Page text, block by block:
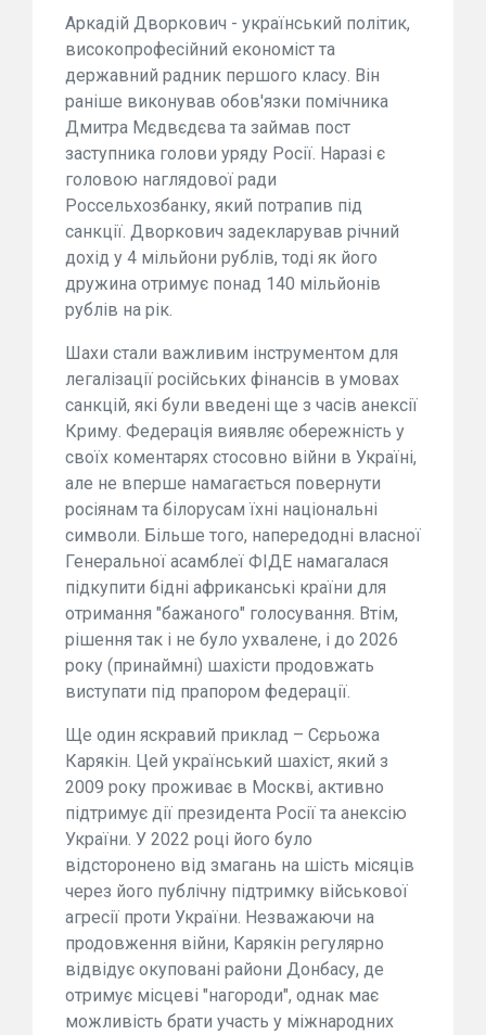
Аркадій Дворкович - український політик,
високопрофесійний економіст та
державний радник першого класу. Він
раніше виконував обов'язки помічника
Дмитра Мєдвєдєва та займав пост
заступника голови уряду Росії. Наразі є
головою наглядової ради
Россельхозбанку, який потрапив під
санкції. Дворкович задекларував річний
дохід у 4 мільйони рублів, тоді як його
дружина отримує понад 140 мільйонів
рублів на рік.
Шахи стали важливим інструментом для
легалізації російських фінансів в умовах
санкцій, які були введені ще з часів анексії
Криму. Федерація виявляє обережність у
своїх коментарях стосовно війни в Україні,
але не вперше намагається повернути
росіянам та білорусам їхні національні
символи. Більше того, напередодні власної
Генеральної асамблеї ФІДЕ намагалася
підкупити бідні африканські країни для
отримання "бажаного" голосування. Втім,
рішення так і не було ухвалене, і до 2026
року (принаймні) шахісти продовжать
виступати під прапором федерації.
Ще один яскравий приклад – Сєрьожа
Карякін. Цей український шахіст, який з
2009 року проживає в Москві, активно
підтримує дії президента Росії та анексію
України. У 2022 році його було
відсторонено від змагань на шість місяців
через його публічну підтримку військової
агресії проти України. Незважаючи на
продовження війни, Карякін регулярно
відвідує окуповані райони Донбасу, де
отримує місцеві "нагороди", однак має
можливість брати участь у міжнародних